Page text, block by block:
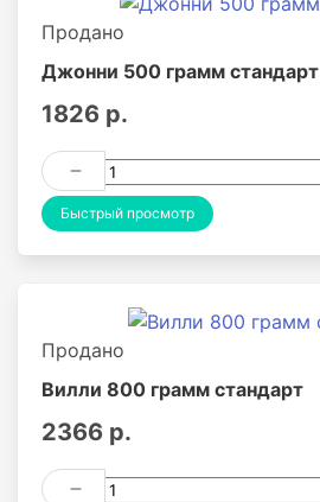
Продано
Джонни 500 грамм стандарт
1826 р.
Быстрый просмотр
Продано
Вилли 800 грамм стандарт
2366 р.